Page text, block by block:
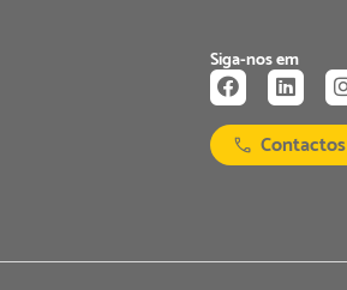
Siga-nos em
Contactos